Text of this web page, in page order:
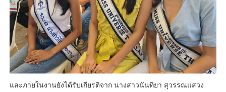
และภายในงานยังได้รับเกียรติจาก นางสาวนันทิยา สุวรรณแสวง